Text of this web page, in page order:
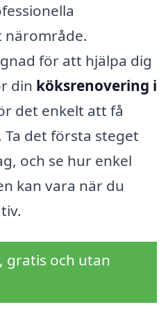
för att hjälpa dig
din köksrenovering i
det enkelt att få
det första steget
och se hur enkel
kan vara när du
gratis och utan